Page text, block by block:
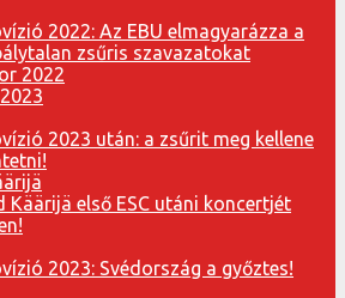
2022: Az EBU elmagyarázza a
zsűris szavazatokat
2022
2023 után: a zsűrit meg kellene
Käärijä első ESC utáni koncertjét
2023: Svédország a győztes!